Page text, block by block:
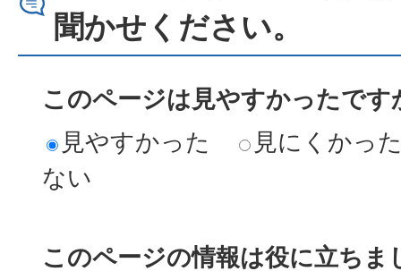
聞かせください。
このページは見やすかったです
見やすかった
見にくかっ
ない
このページの情報は役に立ちま